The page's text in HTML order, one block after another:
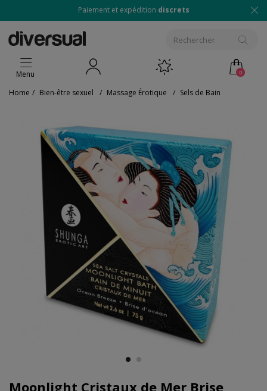
Paiement et expédition discrets
0
Menu
Home / Bien-être sexuel / Massage Érotique / Sels de Bain
Moonlight Cristaux de Mer Brise